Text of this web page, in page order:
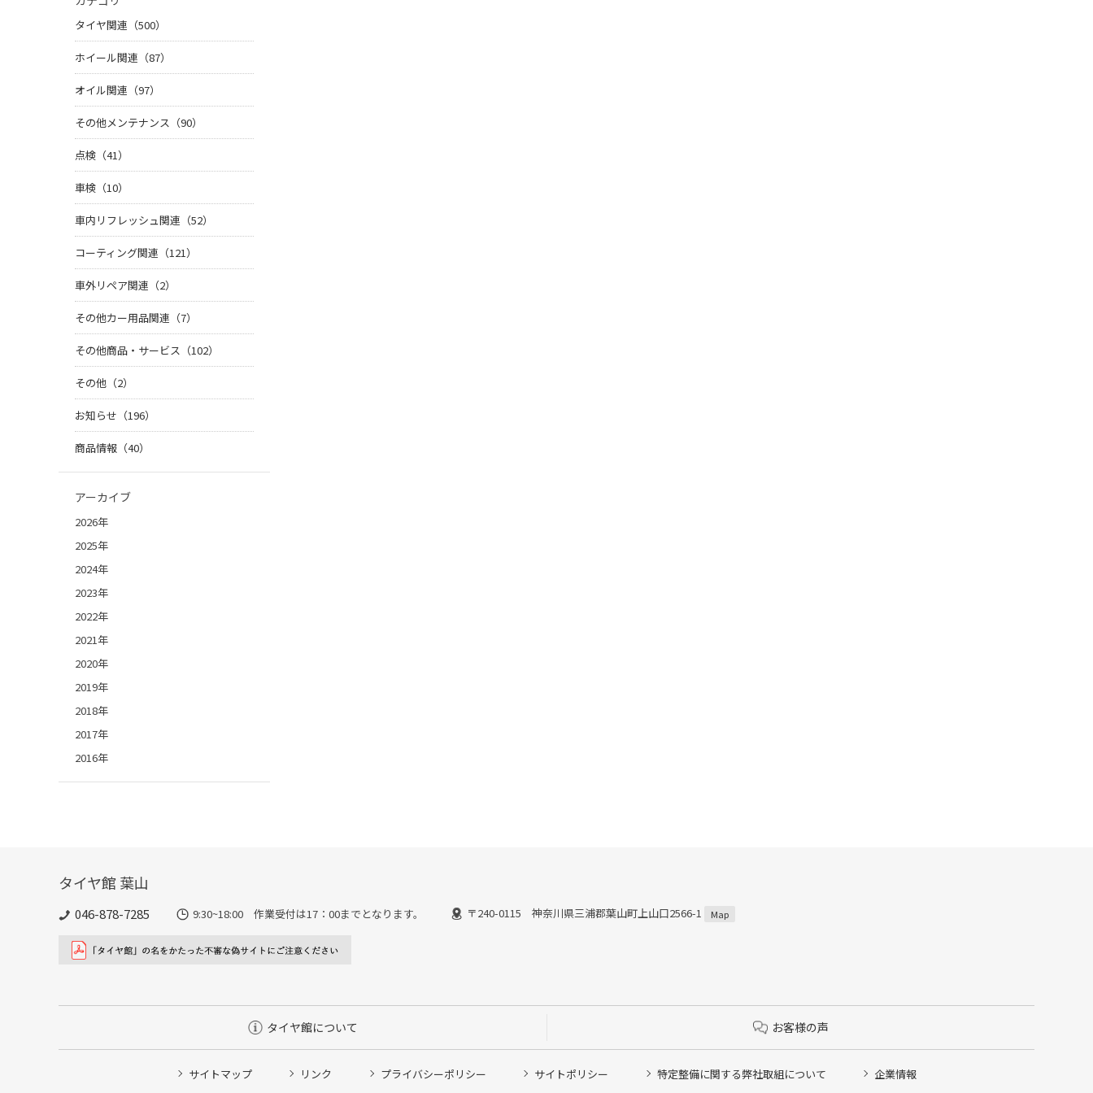
タイヤ関連（500）
ホイール関連（87）
オイル関連（97）
その他メンテナンス（90）
点検（41）
車検（10）
車内リフレッシュ関連（52）
コーティング関連（121）
車外リペア関連（2）
その他カー用品関連（7）
その他商品・サービス（102）
その他（2）
お知らせ（196）
商品情報（40）
アーカイブ
2026年
2025年
2024年
2023年
2022年
2021年
2020年
2019年
2018年
2017年
2016年
タイヤ館 葉山
046-878-7285 9:30~18:00 作業受付は17：00までとなります。 〒240-0115 神奈川県三浦郡葉山町上山口2566-1 Map
タイヤ館について お客様の声
サイトマップ リンク プライバシーポリシー サイトポリシー 特定整備に関する弊社取組について 企業情報
タイヤ点検・安全点検/タイヤ履き替え/オイル交換/その他ピット作業の予約